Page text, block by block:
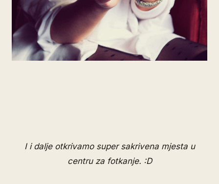
I i dalje otkrivamo super sakrivena mjesta u
centru za fotkanje. :D